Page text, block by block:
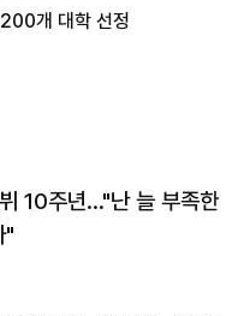
개 대학 선정
10주년…"난 늘 부족한
"